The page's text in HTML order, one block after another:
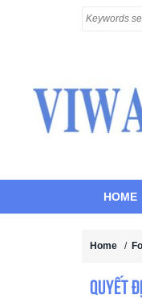
HOME
Home /
Quyết